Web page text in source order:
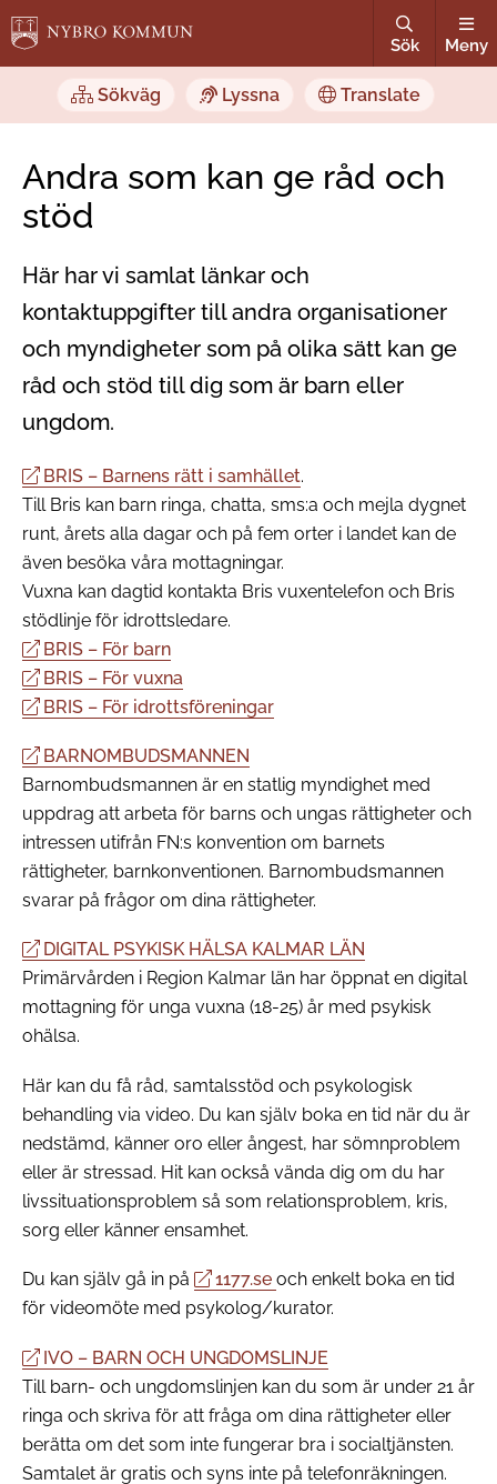
Sök Meny
Sökväg Lyssna Translate
Andra som kan ge råd och
stöd
Här har vi samlat länkar och
kontaktuppgifter till andra organisationer
och myndigheter som på olika sätt kan ge
råd och stöd till dig som är barn eller
ungdom.
BRIS – Barnens rätt i samhället.
Till Bris kan barn ringa, chatta, sms:a och mejla dygnet
runt, årets alla dagar och på fem orter i landet kan de
även besöka våra mottagningar.
Vuxna kan dagtid kontakta Bris vuxentelefon och Bris
stödlinje för idrottsledare.
BRIS – För barn
BRIS – För vuxna
BRIS – För idrottsföreningar
BARNOMBUDSMANNEN
Barnombudsmannen är en statlig myndighet med
uppdrag att arbeta för barns och ungas rättigheter och
intressen utifrån FN:s konvention om barnets
rättigheter, barnkonventionen. Barnombudsmannen
svarar på frågor om dina rättigheter.
DIGITAL PSYKISK HÄLSA KALMAR LÄN
Primärvården i Region Kalmar län har öppnat en digital
mottagning för unga vuxna (18-25) år med psykisk
ohälsa.
Här kan du få råd, samtalsstöd och psykologisk
behandling via video. Du kan själv boka en tid när du är
nedstämd, känner oro eller ångest, har sömnproblem
eller är stressad. Hit kan också vända dig om du har
livssituationsproblem så som relationsproblem, kris,
sorg eller känner ensamhet.
Du kan själv gå in på 1177.se och enkelt boka en tid
för videomöte med psykolog/kurator.
IVO – BARN OCH UNGDOMSLINJE
Till barn- och ungdomslinjen kan du som är under 21 år
ringa och skriva för att fråga om dina rättigheter eller
berätta om det som inte fungerar bra i socialtjänsten.
Samtalet är gratis och syns inte på telefonräkningen.